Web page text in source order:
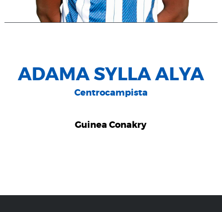
ADAMA SYLLA ALYA
Centrocampista
Guinea Conakry